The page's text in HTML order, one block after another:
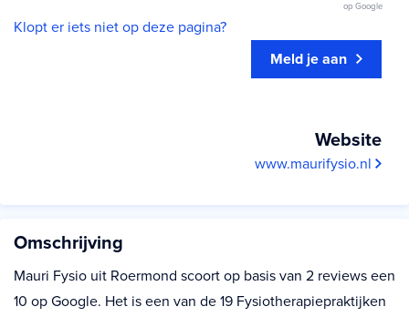
op Google
Klopt er iets niet op deze pagina?
Meld je aan
Website
www.maurifysio.nl
Omschrijving
Mauri Fysio uit Roermond scoort op basis van 2 reviews een
10 op Google. Het is een van de 19 Fysiotherapiepraktijken